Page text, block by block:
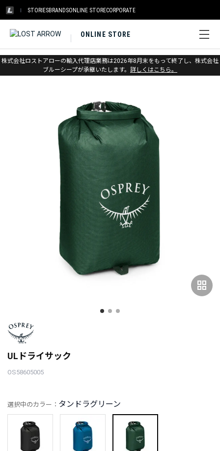
STORIESBRANDSONLINE STORECORPORATE
ONLINE STORE
株式会社ロストアローの輸入代理店業務は2026年8月末をもって終了し、株式会社
ブルーシープが承継いたします。 詳しくはこちら。
ホーム > オスプレー > アクセサリー > アウトドア
grid_view
ULドライサック
OS58605005
選択中のカラー： タンドラグリーン